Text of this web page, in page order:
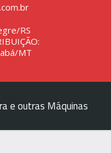
RS
MT
e outras Máquinas